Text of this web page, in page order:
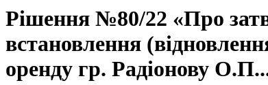
Рішення №80/22 «Про
встановлення
оренду гр. Радіонову